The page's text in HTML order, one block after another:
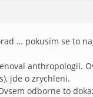
… pokusim se to
anthropologii.
jde o zrychleni.
odborne to